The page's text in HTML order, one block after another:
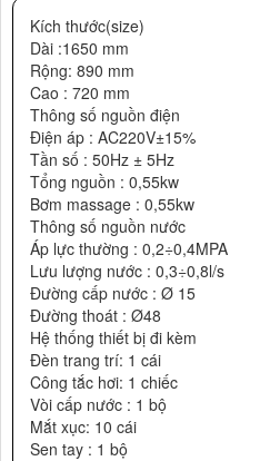
Kích thước(size)
Dài :1650 mm
Rộng: 890 mm
Cao : 720 mm
Thông số nguồn điện
Điện áp : AC220V±15%
Tần số : 50Hz ± 5Hz
Tổng nguồn : 0,55kw
Bơm massage : 0,55kw
Thông số nguồn nước
Áp lực thường : 0,2÷0,4MPA
Lưu lượng nước : 0,3÷0,8l/s
Đường cấp nước : Ø 15
Đường thoát : Ø48
Hệ thống thiết bị đi kèm
Đèn trang trí: 1 cái
Công tắc hơi: 1 chiếc
Vòi cấp nước : 1 bộ
Mắt xục: 10 cái
Sen tay : 1 bộ